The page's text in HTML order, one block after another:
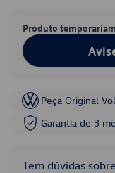
Produto
Peça Original
Garantia de 3
Tem dúvidas